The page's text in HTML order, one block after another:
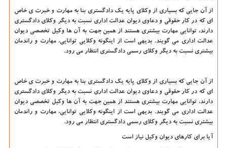
از آن جایی که بسیاری از وکلای پایه یک دادگستری بنا به مهارت و خبرت ی خاص
ای که در کار حقوقی و دعاوی دیوان عدالت اداری نسبت به دیگر وکلای دادگستری
دارند، توانایی مهارت بیشتری هستند از همین جهت به آن ها وکیل تخصصی دیوان
عدالت اداری می گویند. بدیهی است از اینگونه وکلایی توانایی، مهارت و راندمان
بیشتری نسبت به دیگر وکلای رسمی دادگستری انتظار می رود.
از آن جایی که بسیاری از وکلای پایه یک دادگستری بنا به مهارت و خبرت ی خاص
ای که در کار حقوقی و دعاوی دیوان عدالت اداری نسبت به دیگر وکلای دادگستری
دارند، توانایی مهارت بیشتری هستند از همین جهت به آن ها وکیل تخصصی دیوان
عدالت اداری می گویند. بدیهی است از اینگونه وکلایی توانایی، مهارت و راندمان
بیشتری نسبت به دیگر وکلای رسمی دادگستری انتظار می رود.
آیا برای کارهای دیوان وکیل نیاز است